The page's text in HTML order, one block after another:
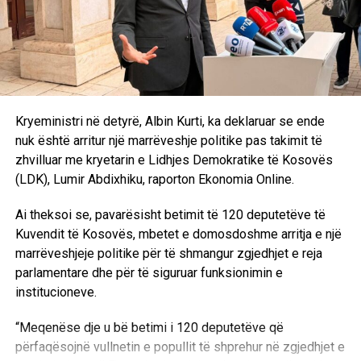
Kryeministri në detyrë, Albin Kurti, ka deklaruar se ende
nuk është arritur një marrëveshje politike pas takimit të
zhvilluar me kryetarin e Lidhjes Demokratike të Kosovës
(LDK), Lumir Abdixhiku, raporton Ekonomia Online.
Ai theksoi se, pavarësisht betimit të 120 deputetëve të
Kuvendit të Kosovës, mbetet e domosdoshme arritja e një
marrëveshjeje politike për të shmangur zgjedhjet e reja
parlamentare dhe për të siguruar funksionimin e
institucioneve.
“Meqenëse dje u bë betimi i 120 deputetëve që
përfaqësojnë vullnetin e popullit të shprehur në zgjedhjet e